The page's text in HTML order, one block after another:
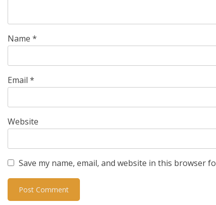
Name *
Email *
Website
Save my name, email, and website in this browser